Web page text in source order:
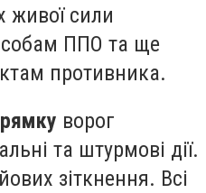
живої сили
ППО та ще
противника.
ворог
та штурмові дії.
зіткнення. Всі